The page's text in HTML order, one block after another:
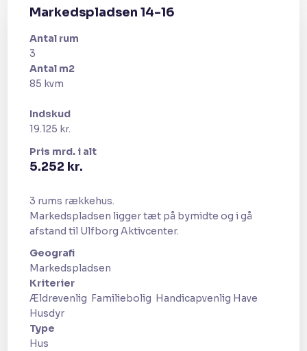
Markedspladsen 14-16
Antal rum
3
Antal m2
85 kvm​
Indskud
19.125 kr.
Pris​ mrd. i alt
​5.252 kr.
3 rums rækkehus.
Markedspladsen ligger tæt på bymidte og i gå
afstand til Ulfborg Aktivcenter.
Geografi​
​Markedspladsen
Kriterier
Ældrevenlig ​ Familiebolig ​ Handicapvenlig Have ​
Husdyr​
Type
​Hus